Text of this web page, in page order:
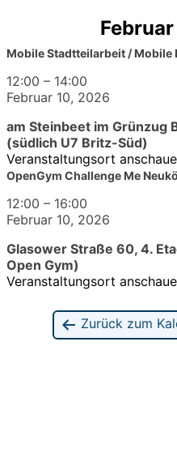
Mobile Stadtteilarbeit /
12:00 – 14:00
Februar 10, 2026
am Steinbeet im Grünzug
(südlich U7 Britz-Süd)
Veranstaltungsort
OpenGym Challenge Me
12:00 – 16:00
Februar 10, 2026
Glasower Straße 60, 4.
Open Gym)
Veranstaltungsort
Zurück zum